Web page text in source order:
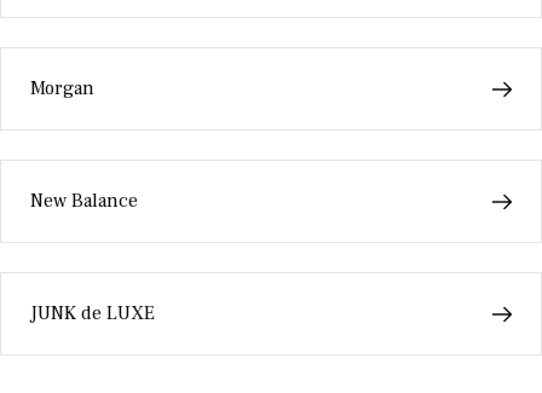
Morgan
New Balance
JUNK de LUXE